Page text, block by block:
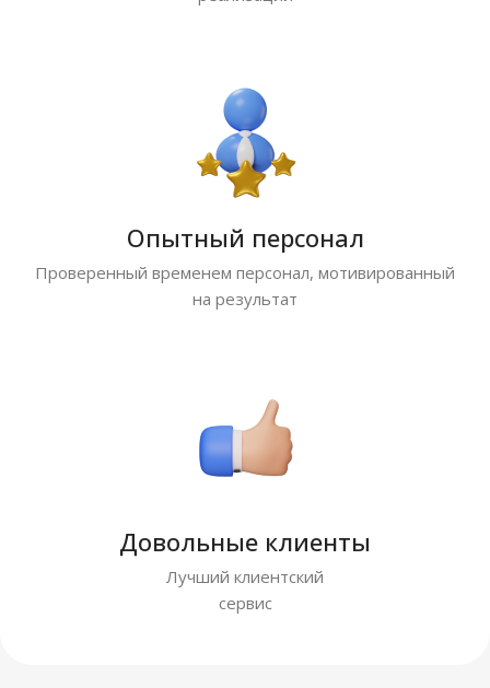
Опытный персонал
Проверенный временем персонал, мотивированный
на результат
Довольные клиенты
Лучший клиентский
сервис